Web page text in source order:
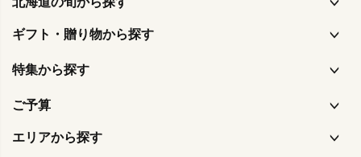
ギフト・贈り物から探す
特集から探す
ご予算
エリアから探す